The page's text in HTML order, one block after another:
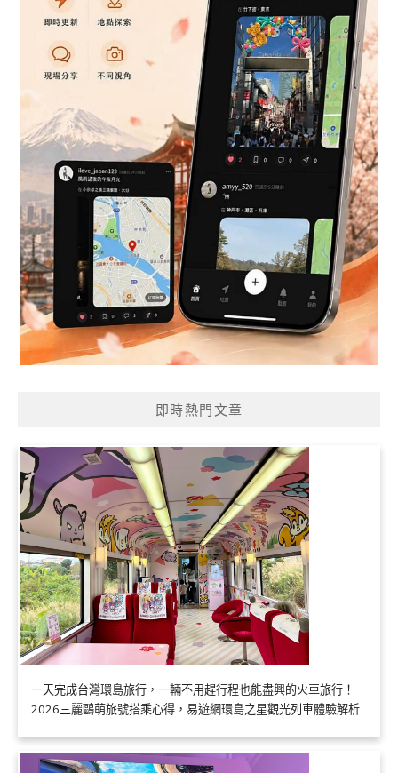
即時熱門文章
一天完成台灣環島旅行，一輛不用趕行程也能盡興的火車旅行！
2026三麗鷗萌旅號搭乘心得，易遊網環島之星觀光列車體驗解析